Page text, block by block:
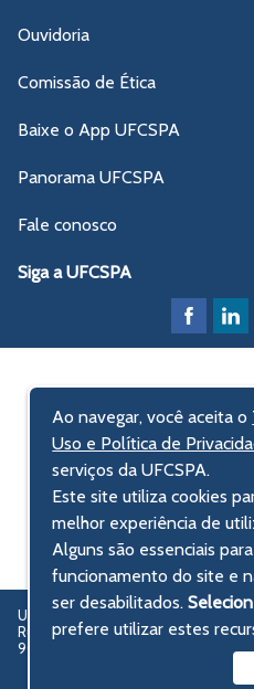
Ouvidoria
Comissão de Ética
Baixe o App UFCSPA
Panorama UFCSPA
Fale conosco
Siga a UFCSPA
UFCSPA – Universidade Federal de
Rua Sarmento Leite, 245 - Centro
90050-170 Porto Alegre, RS, Brasil
Ao navegar, você aceita o
Uso e Política de
serviços da UFCSPA.
Este site utiliza cookies
melhor experiência de
Alguns são essenciais
funcionamento do site e
ser desabilitados.
prefere utilizar estes